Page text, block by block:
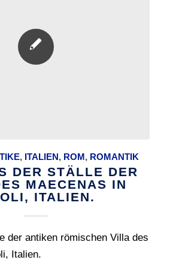
, ITALIEN , ROM , ROMANTIK
DER STÄLLE DER
MAECENAS IN
ITALIEN.
der antiken römischen Villa des
Italien.